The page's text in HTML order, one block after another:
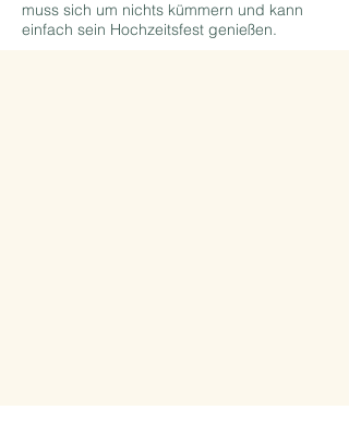
muss sich um nichts kümmern und kann
einfach sein Hochzeitsfest genießen.